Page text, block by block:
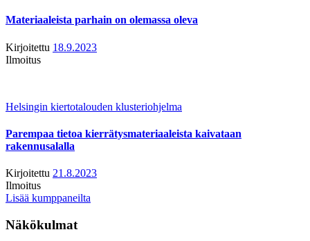
Materiaaleista parhain on olemassa oleva
Kirjoitettu 18.9.2023
Ilmoitus
Helsingin kiertotalouden klusteriohjelma
Parempaa tietoa kierrätysmateriaaleista kaivataan
rakennusalalla
Kirjoitettu 21.8.2023
Ilmoitus
Lisää kumppaneilta
Näkökulmat